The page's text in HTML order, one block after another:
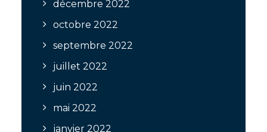
décembre 2022
octobre 2022
septembre 2022
juillet 2022
juin 2022
mai 2022
janvier 2022